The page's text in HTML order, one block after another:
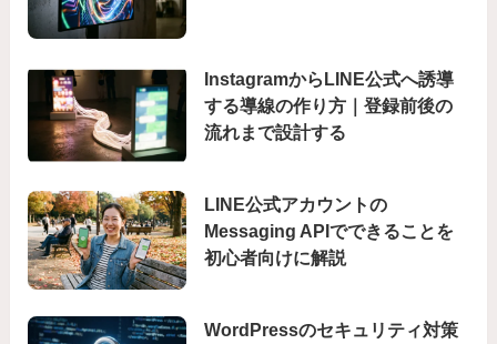
InstagramからLINE公式へ誘導
する導線の作り方｜登録前後の
流れまで設計する
LINE公式アカウントの
Messaging APIでできることを
初心者向けに解説
WordPressのセキュリティ対策